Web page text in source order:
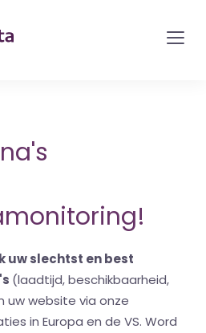
uw slechtst en best
(laadtijd, beschikbaarheid,
uw website via onze
in Europa en de VS. Word